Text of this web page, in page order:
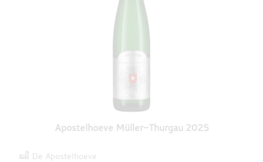
Apostelhoeve Müller-Thurgau 2025
De Apostelhoeve